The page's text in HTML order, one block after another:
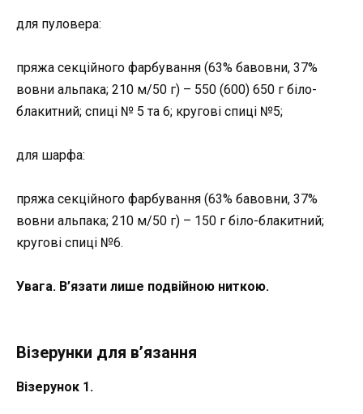
для пуловера:
пряжа секційного фарбування (63% бавовни, 37%
вовни альпака; 210 м/50 г) – 550 (600) 650 г біло-
блакитний; спиці № 5 та 6; кругові спиці №5;
для шарфа:
пряжа секційного фарбування (63% бавовни, 37%
вовни альпака; 210 м/50 г) – 150 г біло-блакитний;
кругові спиці №6.
Увага. В’язати лише подвійною ниткою.
Візерунки для в’язання
Візерунок 1.